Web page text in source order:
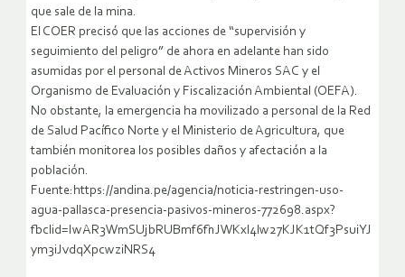
que sale de la mina.
El COER precisó que las acciones de “supervisión y
seguimiento del peligro” de ahora en adelante han sido
asumidas por el personal de Activos Mineros SAC y el
Organismo de Evaluación y Fiscalización Ambiental (OEFA).
No obstante, la emergencia ha movilizado a personal de la Red
de Salud Pacífico Norte y el Ministerio de Agricultura, que
también monitorea los posibles daños y afectación a la
población.
Fuente:https://andina.pe/agencia/noticia-restringen-uso-
agua-pallasca-presencia-pasivos-mineros-772698.aspx?
fbclid=IwAR3WmSUjbRUBmf6fhJWKxl4lw27KJK1tQf3PsuiYJ
ym3iJvdqXpcwziNRS4